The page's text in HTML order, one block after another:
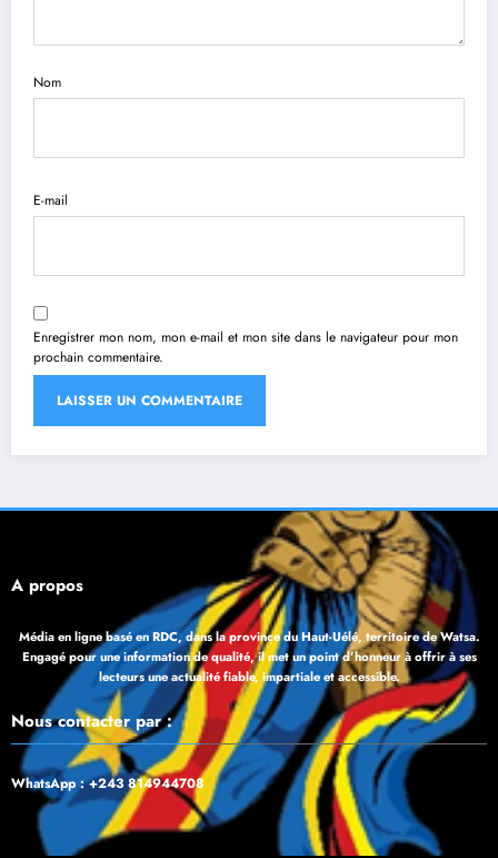
Nom
E-mail
Enregistrer mon nom, mon e-mail et mon site dans le navigateur pour mon
prochain commentaire.
À propos
Média en ligne basé en RDC, dans la province du Haut-Uélé, territoire de Watsa.
Engagé pour une information de qualité, il met un point d’honneur à offrir à ses
lecteurs une actualité fiable, impartiale et accessible.
Nous contacter par :
WhatsApp : +243 814944708